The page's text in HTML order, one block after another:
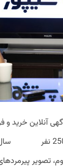
آنلاین خرید و
تصویر